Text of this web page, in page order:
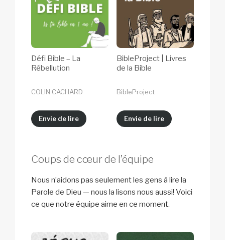
Défi Bible – La
Rébellution
COLIN CACHARD
Envie de lire
BibleProject | Livres
de la Bible
BibleProject
Envie de lire
Coups de cœur de l’équipe
Nous n’aidons pas seulement les gens à lire la
Parole de Dieu — nous la lisons nous aussi! Voici
ce que notre équipe aime en ce moment.